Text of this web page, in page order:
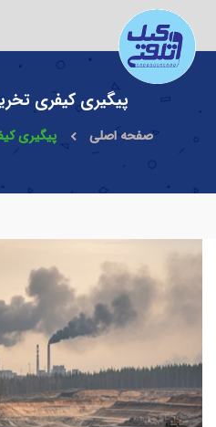
پیگیری کیفری
صفحه اصلی پیگیری